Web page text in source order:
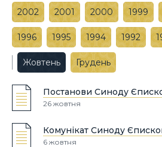
2002 2001 2000 1999
1996 1995 1994 1992
Жовтень Грудень
Постанови Синоду
26 жовтня
Комунікат Синоду
6 жовтня